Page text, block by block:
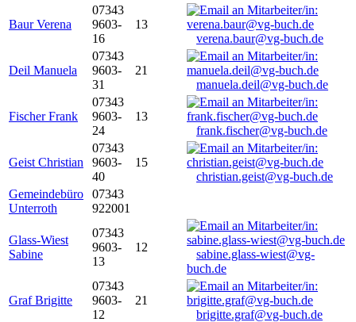
Baur Verena
07343
9603-
16
13
verena.baur@vg-buch.de
Deil Manuela
07343
9603-
31
21
manuela.deil@vg-buch.de
Fischer Frank
07343
9603-
24
13
frank.fischer@vg-buch.de
Geist Christian
07343
9603-
40
15
christian.geist@vg-buch.de
Gemeindebüro
Unterroth
07343
922001
Glass-Wiest
Sabine
07343
9603-
13
12
sabine.glass-wiest@vg-
buch.de
Graf Brigitte
07343
9603-
12
21
brigitte.graf@vg-buch.de